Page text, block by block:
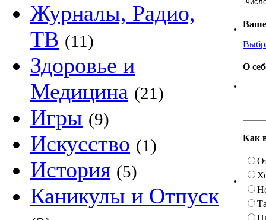
Журналы, Радио,
ТВ (11)
Здоровье и
Медицина (21)
Игры (9)
Искусство (1)
История (5)
Каникулы и Отпуск
•
Ваше
•
О
•
Как